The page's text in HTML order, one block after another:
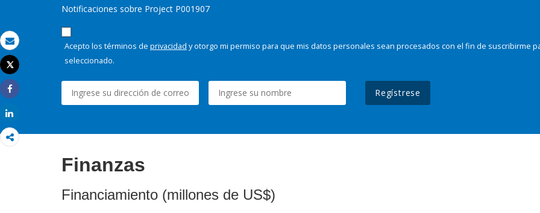
Correo electrónico
Imprimir
Tweet
Share
Notificaciones sobre Project P001907
Acepto los términos de privacidad y otorgo mi permiso para que mis datos personales sean procesados con el fin de suscribirme
seleccionado.
Regístrese
Finanzas
Financiamiento (millones de US$)